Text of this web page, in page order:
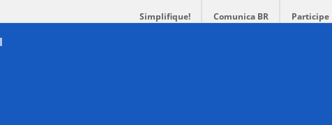
Simplifique! Comunica BR Participe